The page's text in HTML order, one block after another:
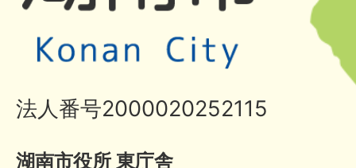
法人番号2000020252115
湖南市役所 東庁舎